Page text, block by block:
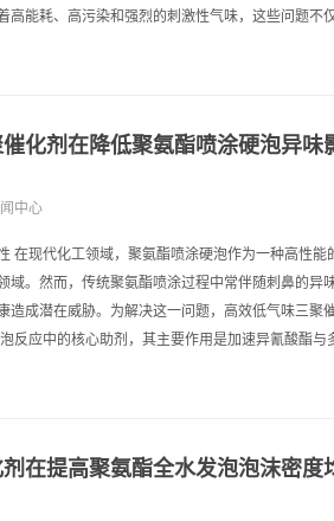
高能耗、高污染和强烈的刺激性气味，这些问题不
化剂在降低聚氨酯喷涂硬泡异味
中心
在现代化工领域，聚氨酯喷涂硬泡作为一种高性能
域。然而，传统聚氨酯喷涂过程中常伴随刺鼻的异
造成潜在威胁。为解决这一问题，高效低气味三聚
反应中的核心助剂，其主要作用是加速异氰酸酯与
在提高聚氨酯全水发泡泡沫密度